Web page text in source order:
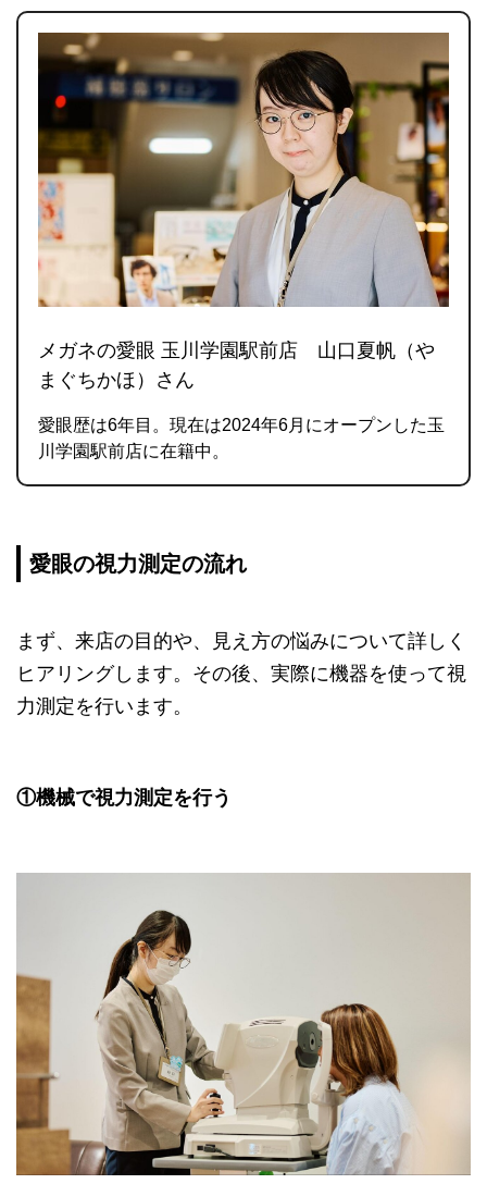
メガネの愛眼 玉川学園駅前店 山口夏帆（や
まぐちかほ）さん
愛眼歴は6年目。現在は2024年6月にオープンした玉
川学園駅前店に在籍中。
愛眼の視力測定の流れ
まず、来店の目的や、見え方の悩みについて詳しく
ヒアリングします。その後、実際に機器を使って視
力測定を行います。
①機械で視力測定を行う